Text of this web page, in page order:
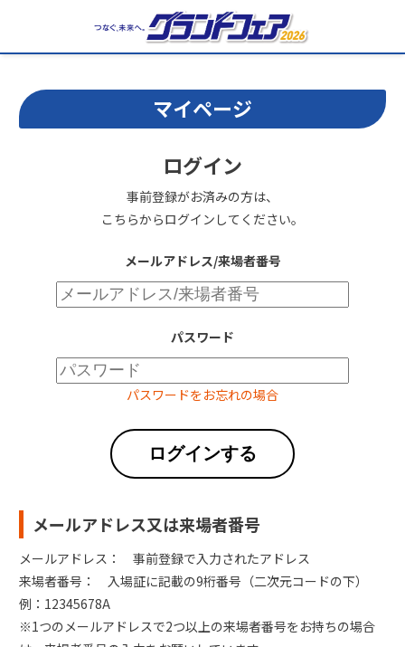
マイページ
ログイン
事前登録がお済みの方は、
こちらからログインしてください。
メールアドレス/来場者番号
パスワード
パスワードをお忘れの場合
ログインする
メールアドレス又は来場者番号
メールアドレス： 事前登録で入力されたアドレス
来場者番号： 入場証に記載の9桁番号（二次元コードの下）
例：12345678A
※1つのメールアドレスで2つ以上の来場者番号をお持ちの場合